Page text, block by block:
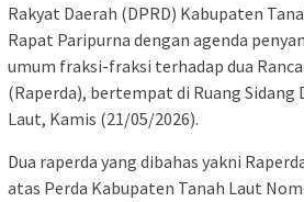
Rakyat Daerah (DPRD) Kabupaten
Rapat Paripurna dengan agenda
umum fraksi-fraksi terhadap dua
(Raperda), bertempat di Ruang Sidang
Laut, Kamis (21/05/2026).
Dua raperda yang dibahas yakni
atas Perda Kabupaten Tanah Laut